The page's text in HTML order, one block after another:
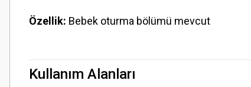
Özellik: Bebek oturma bölümü mevcut
Kullanım Alanları